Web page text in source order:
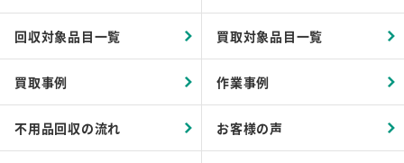
回収対象品目一覧 買取対象品目一覧
買取事例 作業事例
不用品回収の流れ お客様の声